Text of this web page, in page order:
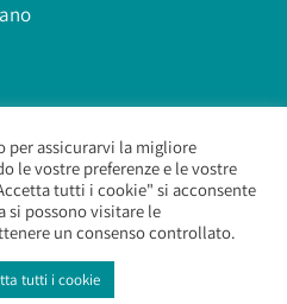
2026. All Rights Reserved.
per assicurarvi la migliore
le vostre preferenze e le vostre
tutti i cookie" si acconsente
si possono visitare le
un consenso controllato.
tutti i cookie